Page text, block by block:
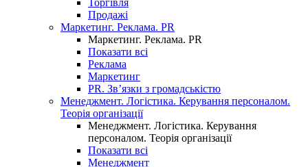
Торгівля
Продажі
Маркетинг. Реклама. PR
Маркетинг. Реклама. PR
Показати всі
Реклама
Маркетинг
PR. Зв’язки з громадськістю
Менеджмент. Логістика. Керування персоналом.
Теорія організації
Менеджмент. Логістика. Керування
персоналом. Теорія організації
Показати всі
Менеджмент